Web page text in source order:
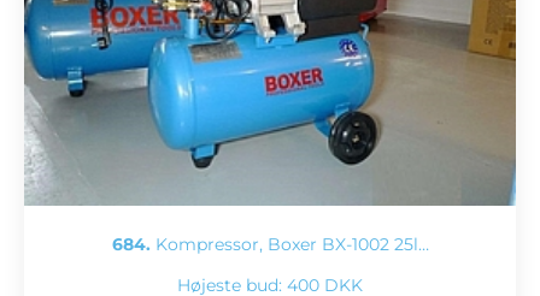
684. Kompressor, Boxer BX-1002 25l…
Højeste bud: 400 DKK